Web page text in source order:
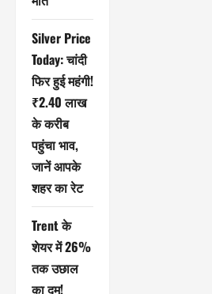
Silver Price
Today: चांदी
फिर हुई महंगी!
₹2.40 लाख
के करीब
पहुंचा भाव,
जानें आपके
शहर का रेट
Trent के
शेयर में 26%
तक उछाल
का दम!